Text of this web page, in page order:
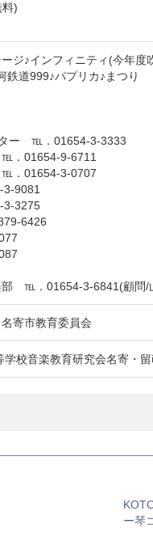
)
ジ♪インフィニティ(今年度
鉄道999♪パプリカ♪まつ
ター ℡．01654-3-3333
．01654-9-6711
℡．01654-3-0707
9081
3-3275
6426
部 ℡．01654-3-6841(顧問/
寄市教育委員会
校音楽教育研究会名寄・
ー琴